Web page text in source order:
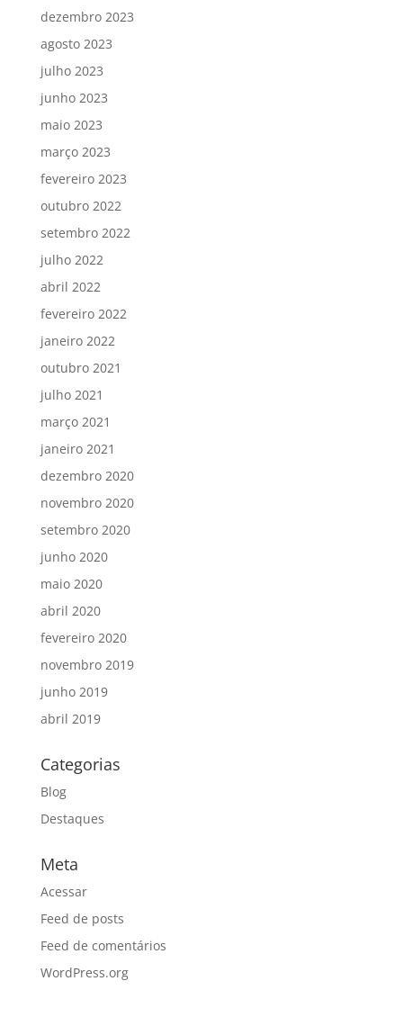
dezembro 2023
agosto 2023
julho 2023
junho 2023
maio 2023
março 2023
fevereiro 2023
outubro 2022
setembro 2022
julho 2022
abril 2022
fevereiro 2022
janeiro 2022
outubro 2021
julho 2021
março 2021
janeiro 2021
dezembro 2020
novembro 2020
setembro 2020
junho 2020
maio 2020
abril 2020
fevereiro 2020
novembro 2019
junho 2019
abril 2019
Categorias
Blog
Destaques
Meta
Acessar
Feed de posts
Feed de comentários
WordPress.org